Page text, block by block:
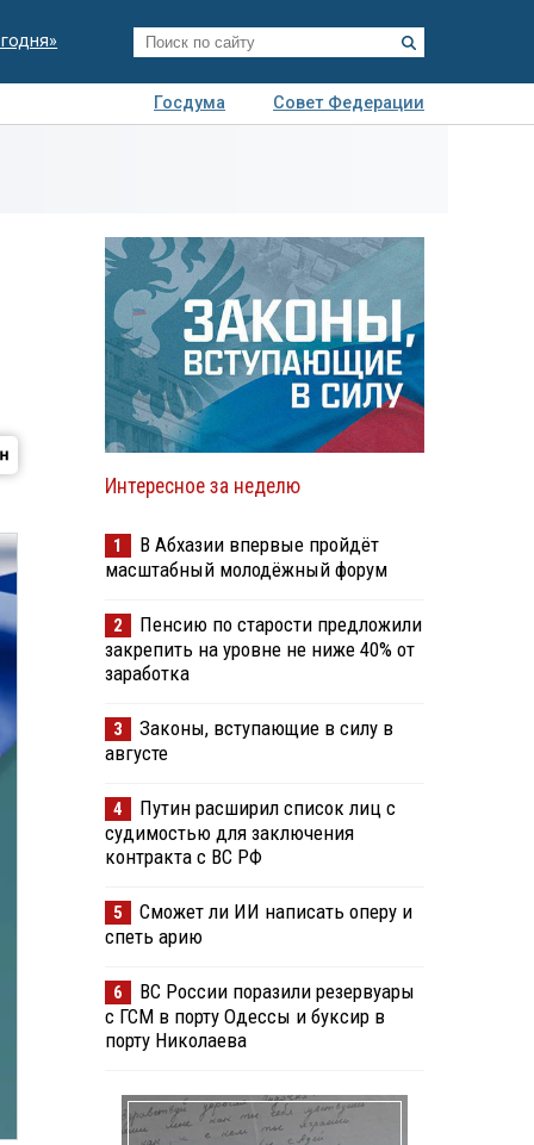
Госдума
Совет Федерации
Интересное за неделю
1
В Абхазии впервые пройдёт
масштабный молодёжный форум
2
Пенсию по старости предложили
закрепить на уровне не ниже 40% от
заработка
3
Законы, вступающие в силу в
августе
4
Путин расширил список лиц с
судимостью для заключения
контракта с ВС РФ
5
Сможет ли ИИ написать оперу и
спеть арию
6
ВС России поразили резервуары
с ГСМ в порту Одессы и буксир в
порту Николаева